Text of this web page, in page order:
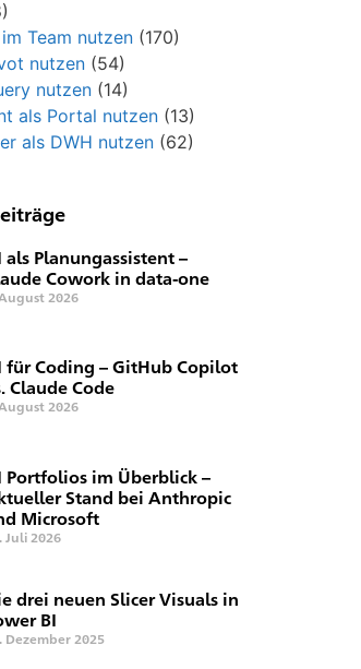
Team nutzen (170)
nutzen (54)
nutzen (14)
als Portal nutzen (13)
als DWH nutzen (62)
als Planungassistent –
Cowork in data-one
2026
für Coding – GitHub Copilot
Claude Code
2026
Portfolios im Überblick –
Stand bei Anthropic
Microsoft
Juli 2026
drei neuen Slicer Visuals in
BI
Dezember 2025